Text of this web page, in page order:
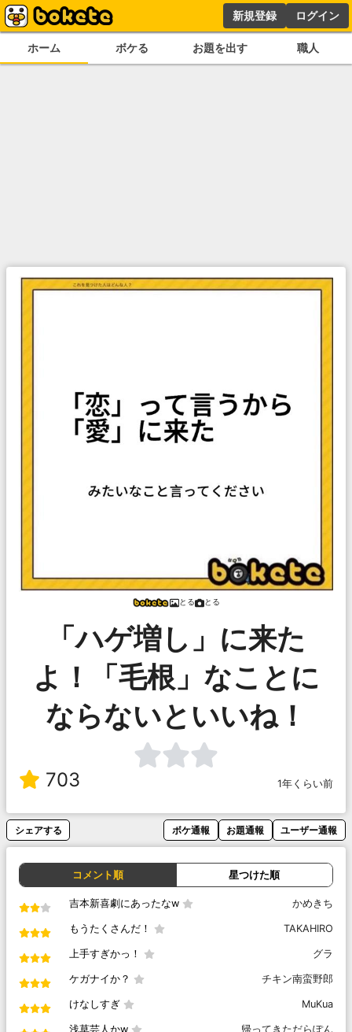
新規登録 ログイン
ホーム ボケる お題を出す 職人
とる とる
「ハゲ増し」に来た
よ！「毛根」なことに
ならないといいね！
703 1年くらい前
シェアする ボケ通報 お題通報 ユーザー通報
コメント順 星つけた順
吉本新喜劇にあったなw かめきち
もうたくさんだ！ TAKAHIRO
上手すぎかっ！ グラ
ケガナイか？ チキン南蛮野郎
けなしすぎ MuKua
浅草芸人かw 帰ってきただらぽん